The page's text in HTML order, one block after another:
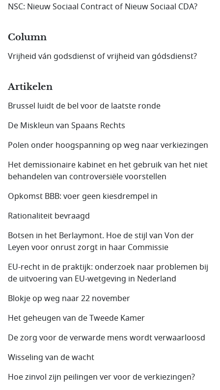
NSC: Nieuw Sociaal Contract of Nieuw Sociaal CDA?
Column
Vrijheid ván godsdienst of vrijheid van gódsdienst?
Artikelen
Brussel luidt de bel voor de laatste ronde
De Miskleun van Spaans Rechts
Polen onder hoogspanning op weg naar verkiezingen
Het demissionaire kabinet en het gebruik van het niet
behandelen van controversiële voorstellen
Opkomst BBB: voer geen kiesdrempel in
Rationaliteit bevraagd
Botsen in het Berlaymont. Hoe de stijl van Von der
Leyen voor onrust zorgt in haar Commissie
EU-recht in de praktijk: onderzoek naar problemen bij
de uitvoering van EU-wetgeving in Nederland
Blokje op weg naar 22 november
Het geheugen van de Tweede Kamer
De zorg voor de verwarde mens wordt verwaarloosd
Wisseling van de wacht
Hoe zinvol zijn peilingen ver voor de verkiezingen?